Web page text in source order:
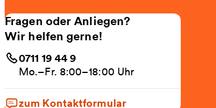
Fragen oder Anliegen?
Wir helfen gerne!
0711 19 44 9
Mo.–Fr. 8:00–18:00 Uhr
zum Kontaktformular